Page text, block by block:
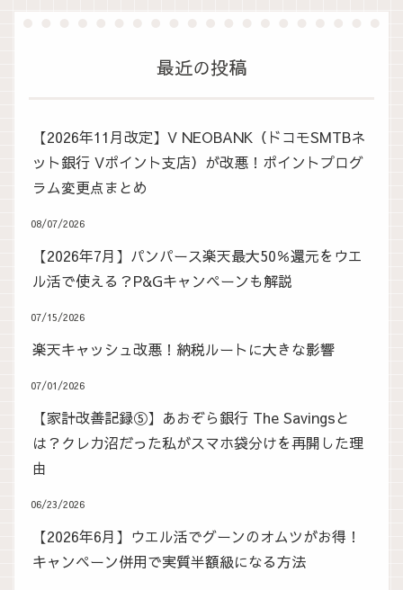
最近の投稿
【2026年11月改定】V NEOBANK（ドコモSMTBネ
ット銀行 Vポイント支店）が改悪！ポイントプログ
ラム変更点まとめ
08/07/2026
【2026年7月】パンパース楽天最大50％還元をウエ
ル活で使える？P&Gキャンペーンも解説
07/15/2026
楽天キャッシュ改悪！納税ルートに大きな影響
07/01/2026
【家計改善記録⑤】あおぞら銀行 The Savingsと
は？クレカ沼だった私がスマホ袋分けを再開した理
由
06/23/2026
【2026年6月】ウエル活でグーンのオムツがお得！
キャンペーン併用で実質半額級になる方法